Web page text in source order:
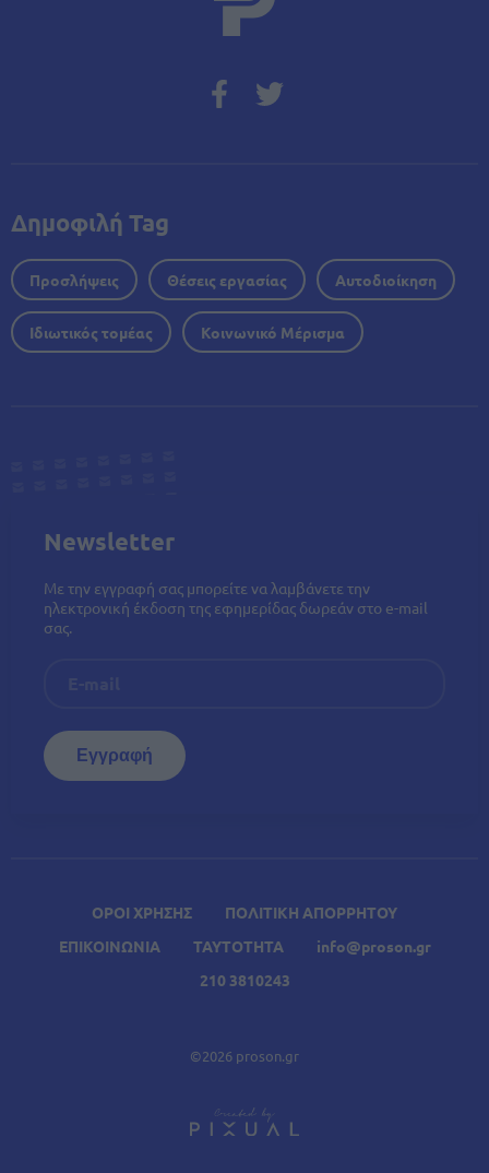
A Σχετικά Άρθρα
ΟΡΟΙ ΧΡΗΣΗΣ
ΠΟΛΙΤΙΚΗ ΑΠΟΡΡΗΤΟΥ
ΕΠΙΚΟΙΝΩΝΙΑ
ΤΑΥΤΟΤΗΤΑ
info@proson.gr
210 3810243
©2026 proson.gr
Δημοφιλή Tag
Προσλήψεις Θέσεις εργασίας Αυτοδιοίκηση
Ιδιωτικός τομέας Κοινωνικό Μέρισμα
Newsletter
Με την εγγραφή σας μπορείτε να λαμβάνετε την
ηλεκτρονική έκδοση της εφημερίδας δωρεάν στο e-mail
σας.